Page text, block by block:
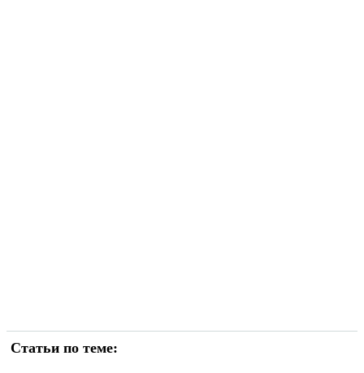
Статьи по теме: